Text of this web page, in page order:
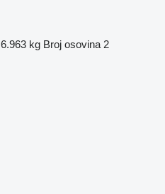
6.963 kg Broj osovina 2